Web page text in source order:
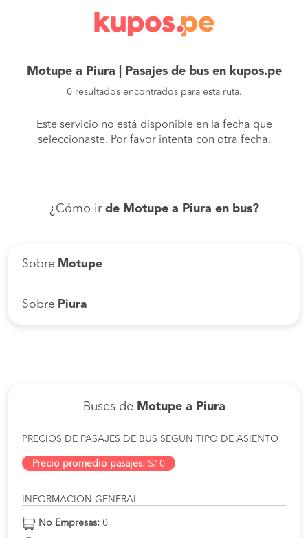
Motupe a Piura | Pasajes de bus en kupos.pe
0 resultados encontrados para esta ruta.
Este servicio no está disponible en la fecha que
seleccionaste. Por favor intenta con otra fecha.
¿Cómo ir de Motupe a Piura en bus?
Sobre Motupe
Sobre Piura
Buses de Motupe a Piura
PRECIOS DE PASAJES DE BUS SEGUN TIPO DE ASIENTO
Precio promedio pasajes: S/ 0
INFORMACION GENERAL
No Empresas: 0